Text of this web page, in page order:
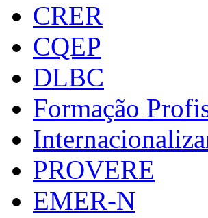
CRER
CQEP
DLBC
Formação
PROVERE
EMER-N